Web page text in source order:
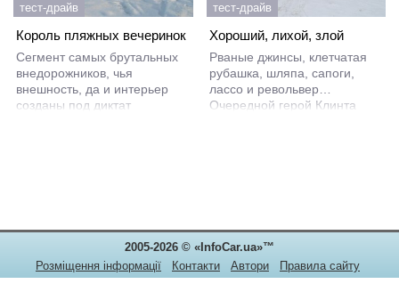
тест-драйв
Король пляжных вечеринок
Сегмент самых брутальных
внедорожников, чья
внешность, да и интерьер
созданы под диктат
тест-драйв
Хороший, лихой, злой
Рваные джинсы, клетчатая
рубашка, шляпа, сапоги,
лассо и револьвер…
Очередной герой Клинта
2005-2026 © «InfoCar.ua»™
Розміщення інформації
Контакти Автори
Правила сайту